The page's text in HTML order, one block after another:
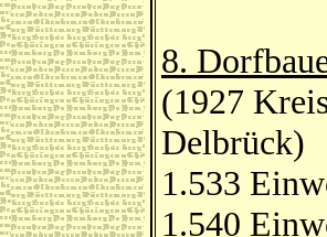
8.
(1927
Delbrück)
1.533
1.540